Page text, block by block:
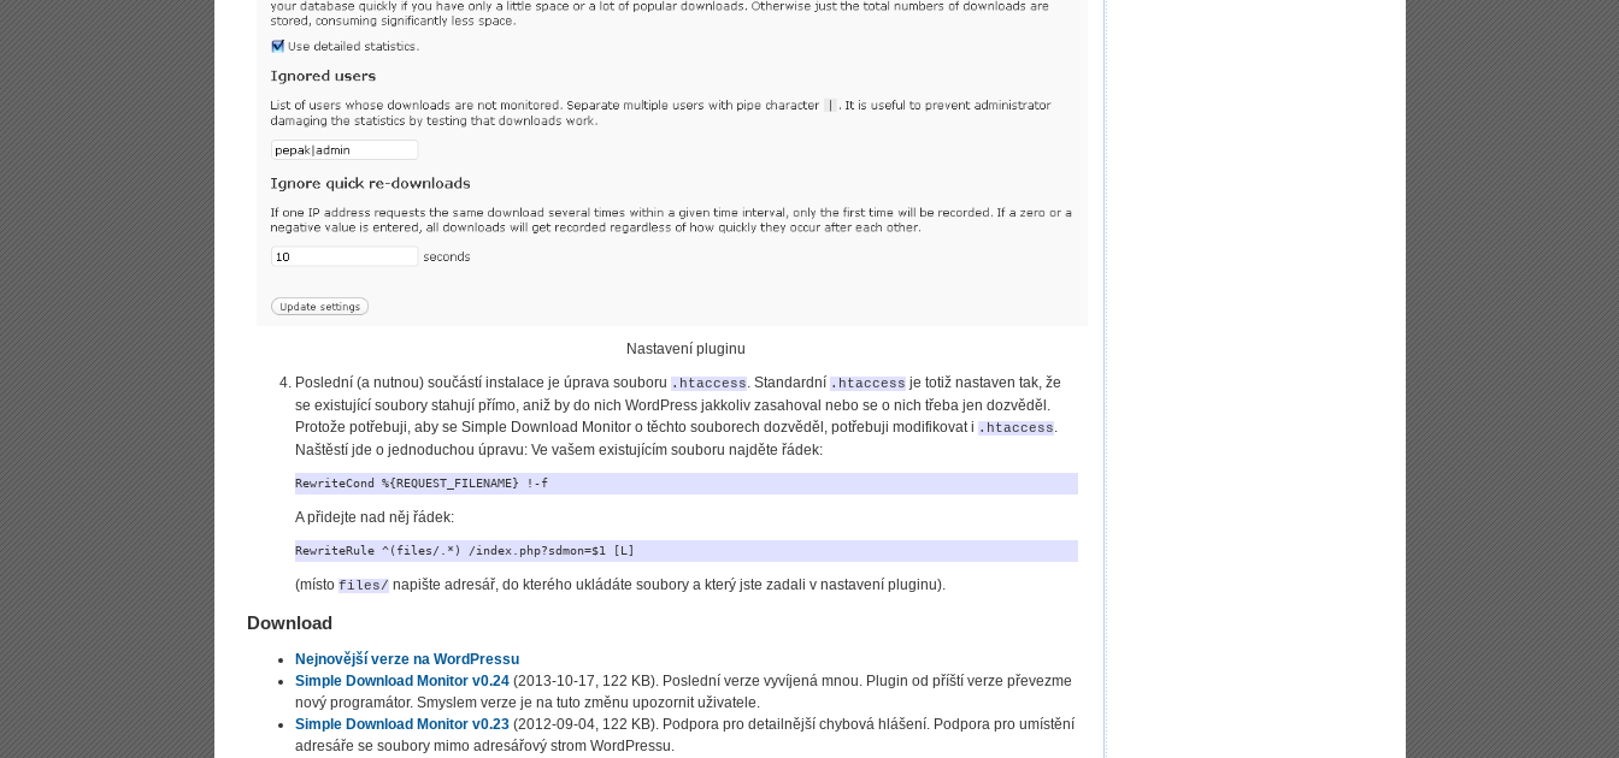
Nastavení pluginu
Poslední (a nutnou) součástí instalace je úprava souboru .htaccess. Standardní .htaccessje totiž nastaven tak, že
se existující soubory stahují přímo, aniž by do nich WordPress jakkoliv zasahoval nebo se o nich třeba jen dozvěděl.
Protože potřebuji, aby se Simple Download Monitor o těchto souborech dozvěděl, potřebuji modifikovat i .htaccess.
Naštěstí jde o jednoduchou úpravu: Ve vašem existujícím souboru najděte řádek:
RewriteCond %{REQUEST_FILENAME} !-f
A přidejte nad něj řádek:
RewriteRule ^(files/.*) /index.php?sdmon=$1 [L]
(místo files/ napište adresář, do kterého ukládáte soubory a který jste zadali v nastavení pluginu).
Download
Nejnovější verze na WordPressu
Simple Download Monitor v0.24(2013-10-17, 122 KB). Poslední verze vyvíjená mnou. Plugin od příští verze převezme
nový programátor. Smyslem verze je na tuto změnu upozornit uživatele.
Simple Download Monitor v0.23(2012-09-04, 122 KB). Podpora pro detailnější chybová hlášení. Podpora pro umístění
adresáře se soubory mimo adresářový strom WordPressu.